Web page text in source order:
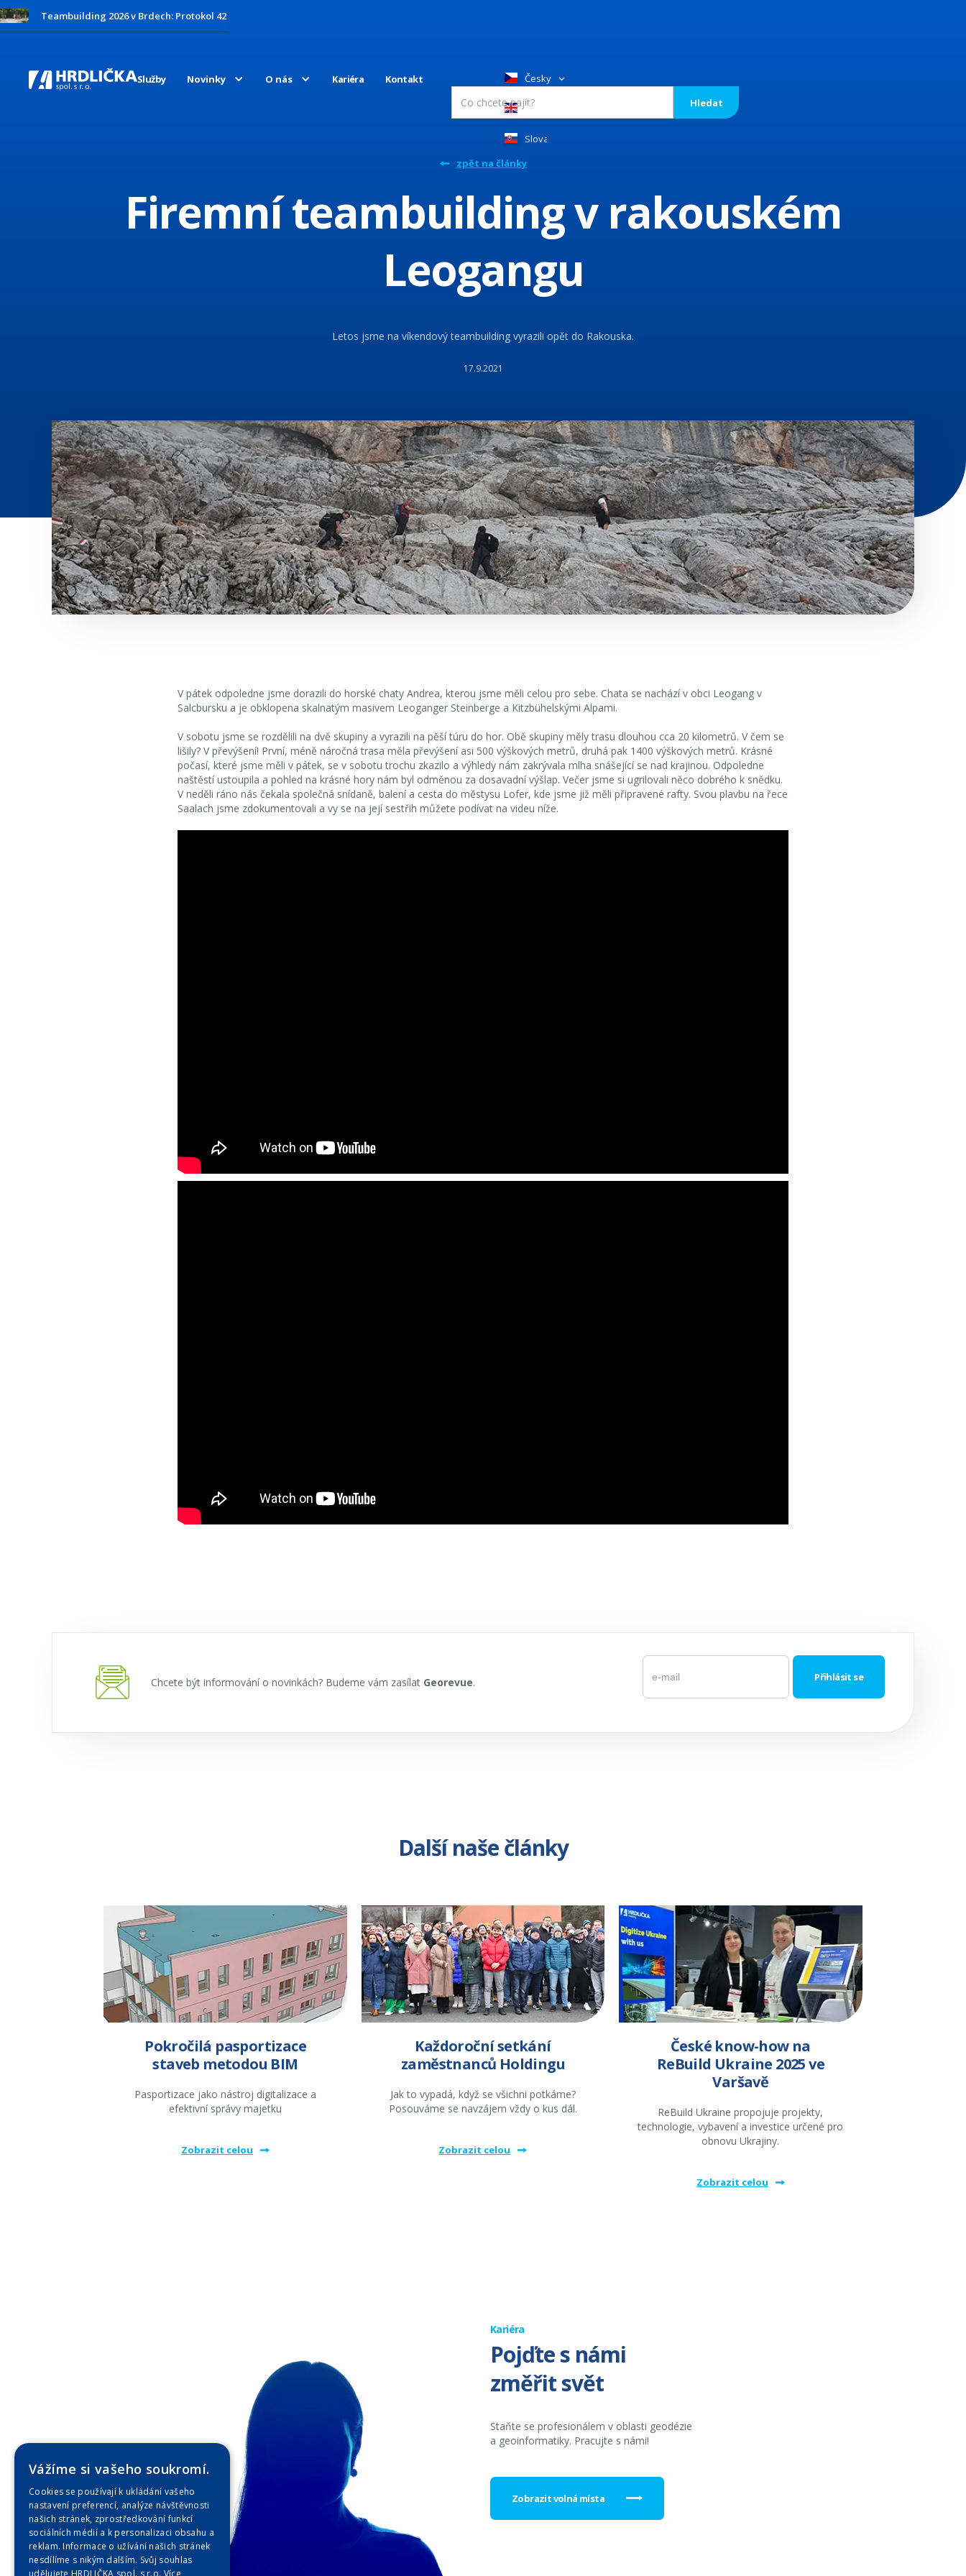
Teambuilding 2026 v Brdech: Protokol 42
Služby Novinky O nás Kariéra Kontakt Česky
English
Slovakia
zpět na články
Firemní teambuilding v rakouském
Leogangu
Letos jsme na víkendový teambuilding vyrazili opět do Rakouska.
17.9.2021
V pátek odpoledne jsme dorazili do horské chaty Andrea, kterou jsme měli celou pro sebe. Chata se nachází v obci Leogang v
Salcbursku a je obklopena skalnatým masivem Leoganger Steinberge a Kitzbühelskými Alpami.
V sobotu jsme se rozdělili na dvě skupiny a vyrazili na pěší túru do hor. Obě skupiny měly trasu dlouhou cca 20 kilometrů. V čem se
lišily? V převýšení! První, méně náročná trasa měla převýšení asi 500 výškových metrů, druhá pak 1400 výškových metrů. Krásné
počasí, které jsme měli v pátek, se v sobotu trochu zkazilo a výhledy nám zakrývala mlha snášející se nad krajinou. Odpoledne
naštěstí ustoupila a pohled na krásné hory nám byl odměnou za dosavadní výšlap. Večer jsme si ugrilovali něco dobrého k snědku.
V neděli ráno nás čekala společná snídaně, balení a cesta do městysu Lofer, kde jsme již měli připravené rafty. Svou plavbu na řece
Saalach jsme zdokumentovali a vy se na její sestřih můžete podívat na videu níže.
Chcete být informování o novinkách? Budeme vám zasílat Georevue.
Další naše články
Pokročilá pasportizace
staveb metodou BIM
Pasportizace jako nástroj digitalizace a
efektivní správy majetku
Zobrazit celou
Každoroční setkání
zaměstnanců Holdingu
Jak to vypadá, když se všichni potkáme?
Posouváme se navzájem vždy o kus dál.
Zobrazit celou
České know-how na
ReBuild Ukraine 2025 ve
Varšavě
ReBuild Ukraine propojuje projekty,
technologie, vybavení a investice určené pro
obnovu Ukrajiny.
Zobrazit celou
Kariéra
Pojďte s námi
změřit svět
Staňte se profesionálem v oblasti geodézie
a geoinformatiky. Pracujte s námi!
Zobrazit volná místa
Vážíme si vašeho soukromí.
Cookies se používají k ukládání vašeho
nastavení preferencí, analýze návštěvnosti
našich stránek, zprostředkování funkcí
sociálních médií a k personalizaci obsahu a
reklam. Informace o užívání našich stránek
nesdílíme s nikým dalším. Svůj souhlas
udělujete HRDLIČKA spol. s r.o. Více